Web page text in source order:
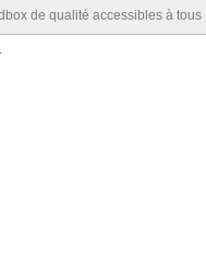
de qualité accessibles à tous